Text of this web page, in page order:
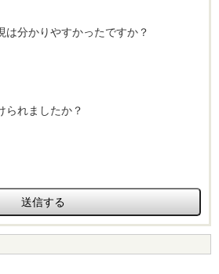
は分かりやすかったですか？
られましたか？